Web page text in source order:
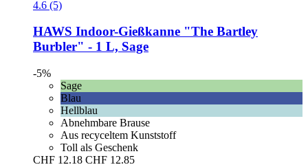
4.6 (5)
HAWS Indoor-​Gießkanne "The Bartley
Burbler" -​ 1 L, Sage
-5%
Sage
Blau
Hellblau
Abnehmbare Brause
Aus recyceltem Kunststoff
Toll als Geschenk
CHF 12.18 CHF 12.85